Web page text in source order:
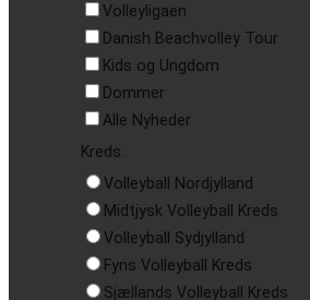
Volleyligaen
Danish Beachvolley Tour
Kids og Ungdom
Dommer
Alle Nyheder
Kreds:
Volleyball Nordjylland
Midtjysk Volleyball Kreds
Volleyball Sydjylland
Fyns Volleyball Kreds
Sjællands Volleyball Kreds